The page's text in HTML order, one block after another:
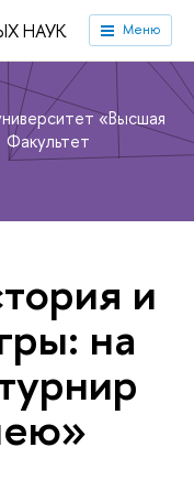
НАУК Меню
«Высшая
Факультет
и
на